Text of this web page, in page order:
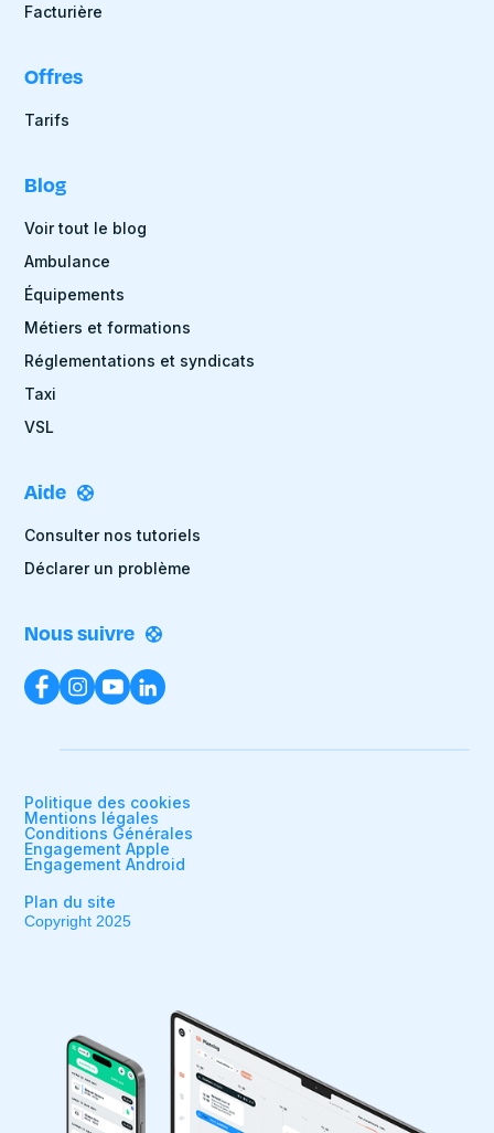
Facturière
Offres
Tarifs
Blog
Voir tout le blog
Ambulance
Équipements
Métiers et formations
Réglementations et syndicats
Taxi
VSL
Aide
Consulter nos tutoriels
Déclarer un problème
Nous suivre
Politique des cookies
Mentions légales
Conditions Générales
Engagement Apple
Engagement Android
Plan du site
Copyright 2025